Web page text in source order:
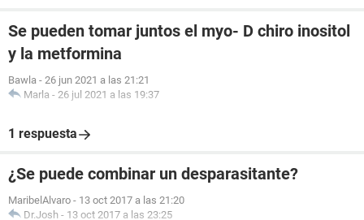
Se pueden tomar juntos el myo- D chiro inositol
y la metformina
Bawla - 26 jun 2021 a las 21:21
Marla - 26 jul 2021 a las 19:37
1 respuesta
¿Se puede combinar un desparasitante?
MaribelAlvaro - 13 oct 2017 a las 21:20
Dr.Josh - 13 oct 2017 a las 23:25